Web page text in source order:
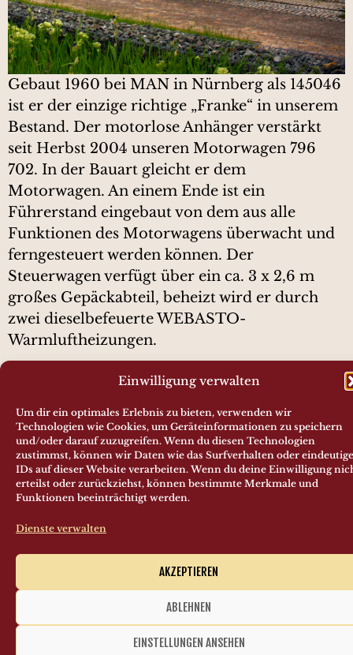
Einwilligung verwalten
Um dir ein optimales Erlebnis zu bieten, verwenden wir
Technologien wie Cookies, um Geräteinformationen zu speichern
und/oder darauf zuzugreifen. Wenn du diesen Technologien
zustimmst, können wir Daten wie das Surfverhalten oder eindeutige
IDs auf dieser Website verarbeiten. Wenn du deine Einwilligung
erteilst oder zurückziehst, können bestimmte Merkmale und
Funktionen beeinträchtigt werden.
Dienste verwalten
AKZEPTIEREN
ABLEHNEN
EINSTELLUNGEN ANSEHEN
Gebaut 1960 bei MAN in Nürnberg als 145046
ist er der einzige richtige „Franke“ in unserem
Bestand. Der motorlose Anhänger verstärkt
seit Herbst 2004 unseren Motorwagen 796
702. In der Bauart gleicht er dem
Motorwagen. An einem Ende ist ein
Führerstand eingebaut von dem aus alle
Funktionen des Motorwagens überwacht und
ferngesteuert werden können. Der
Steuerwagen verfügt über ein ca. 3 x 2,6 m
großes Gepäckabteil, beheizt wird er durch
zwei dieselbefeuerte WEBASTO-
Warmluftheizungen.
Der 996 726 lief zunächst bei der DB, später
Gesellschaft m.b.H. (Prora/Rügen). Erworben
wurde er durch unseren Verein Ende 2003 von
Jörg Seyffert (Linz/Rhein).
Ein Beitrag zurück
VT 796 702-6
Förderverein Mainschleifenbahn e.V.
Beförderungsbedingungen/Impressum